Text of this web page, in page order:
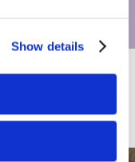
Show details